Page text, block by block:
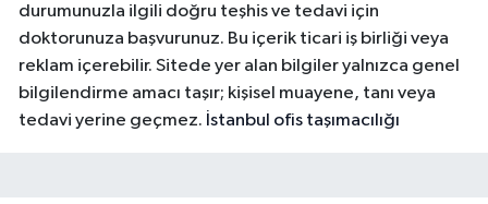
durumunuzla ilgili doğru teşhis ve tedavi için
doktorunuza başvurunuz. Bu içerik ticari iş birliği veya
reklam içerebilir. Sitede yer alan bilgiler yalnızca genel
bilgilendirme amacı taşır; kişisel muayene, tanı veya
tedavi yerine geçmez. İstanbul ofis taşımacılığı